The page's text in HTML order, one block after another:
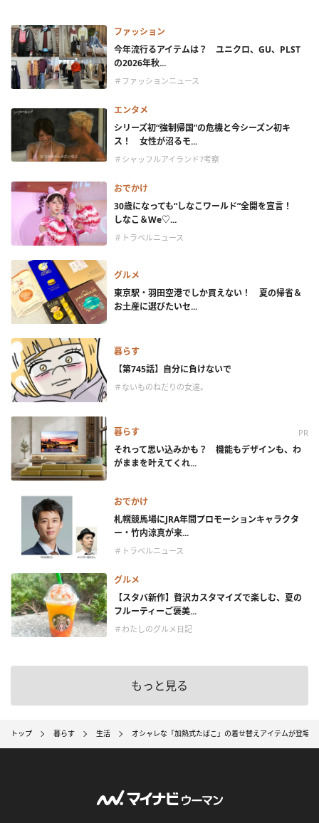
ファッション
今年流行るアイテムは？ ユニクロ、GU、PLST
の2026年秋...
＃ファッションニュース
エンタメ
シリーズ初“強制帰国”の危機と今シーズン初キ
ス！ 女性が沼るモ...
＃シャッフルアイランド7考察
おでかけ
30歳になっても“しなこワールド”全開を宣言！
しなこ＆We♡...
＃トラベルニュース
グルメ
東京駅・羽田空港でしか買えない！ 夏の帰省＆
お土産に選びたいセ...
暮らす
【第745話】自分に負けないで
＃ないものねだりの女達。
暮らす PR
それって思い込みかも？ 機能もデザインも、わ
がままを叶えてくれ...
おでかけ
札幌競馬場にJRA年間プロモーションキャラクタ
ー・竹内涼真が来...
＃トラベルニュース
グルメ
【スタバ新作】贅沢カスタマイズで楽しむ、夏の
フルーティーご褒美...
＃わたしのグルメ日記
もっと見る
トップ 暮らす 生活 オシャレな「加熱式たばこ」の着せ替えアイテムが登場！